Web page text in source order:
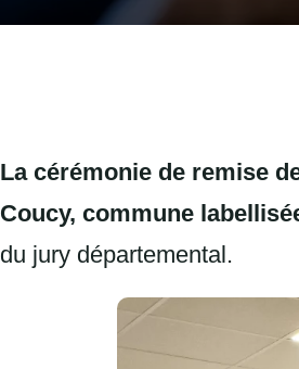
La cérémonie de remise
Coucy, commune
du jury départemental.